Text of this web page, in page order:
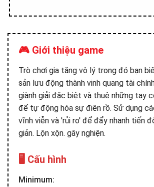
🎮 Giới thiệu game
Trò chơi gia tăng vô lý trong đó bạn
sản lưu động thành vinh quang tài
giành giải đặc biệt và thuê những tay
để tự động hóa sự điên rồ. Sử dụng
vĩnh viễn và 'rủi ro' để đẩy nhanh tiến
giản. Lộn xộn. gây nghiện.
🖥️ Cấu hình
Minimum: